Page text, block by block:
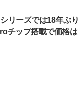
リーズでは18年ぶ
チップ搭載で価格